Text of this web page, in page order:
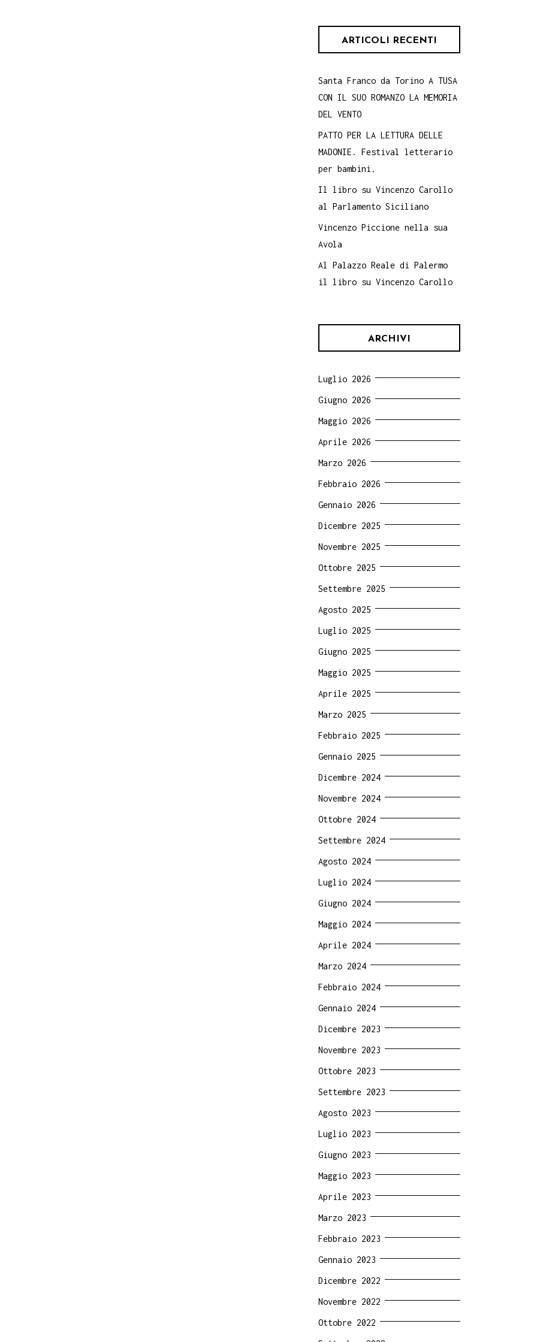
ARTICOLI RECENTI
Santa Franco da Torino A TUSA
CON IL SUO ROMANZO LA MEMORIA
DEL VENTO
PATTO PER LA LETTURA DELLE
MADONIE. Festival letterario
per bambini.
Il libro su Vincenzo Carollo
al Parlamento Siciliano
Vincenzo Piccione nella sua
Avola
Al Palazzo Reale di Palermo
il libro su Vincenzo Carollo
ARCHIVI
Luglio 2026
Giugno 2026
Maggio 2026
Aprile 2026
Marzo 2026
Febbraio 2026
Gennaio 2026
Dicembre 2025
Novembre 2025
Ottobre 2025
Settembre 2025
Agosto 2025
Luglio 2025
Giugno 2025
Maggio 2025
Aprile 2025
Marzo 2025
Febbraio 2025
Gennaio 2025
Dicembre 2024
Novembre 2024
Ottobre 2024
Settembre 2024
Agosto 2024
Luglio 2024
Giugno 2024
Maggio 2024
Aprile 2024
Marzo 2024
Febbraio 2024
Gennaio 2024
Dicembre 2023
Novembre 2023
Ottobre 2023
Settembre 2023
Agosto 2023
Luglio 2023
Giugno 2023
Maggio 2023
Aprile 2023
Marzo 2023
Febbraio 2023
Gennaio 2023
Dicembre 2022
Novembre 2022
Ottobre 2022